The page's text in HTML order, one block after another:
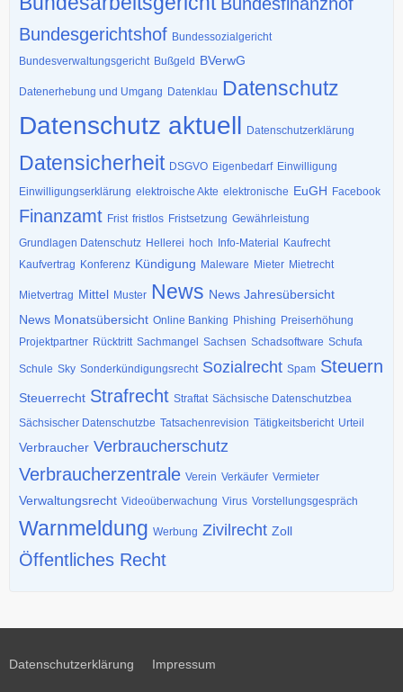
Bundesgerichtshof Bundessozialgericht
Bundesverwaltungsgericht Bußgeld BVerwG
Datenerhebung und Umgang Datenklau Datenschutz
Datenschutz aktuell Datenschutzerklärung
Datensicherheit DSGVO Eigenbedarf Einwilligung
Einwilligungserklärung elektroische Akte elektronische EuGH Facebook
Finanzamt Frist fristlos Fristsetzung Gewährleistung
Grundlagen Datenschutz Hellerei hoch Info-Material
Kaufrecht
Kaufvertrag Konferenz Kündigung Maleware Mieter Mietrecht
Mietvertrag Mittel Muster News News Jahresübersicht
News Monatsübersicht Online Banking Phishing Preiserhöhung
Projektpartner Rücktritt Sachmangel Sachsen Schadsoftware Schufa
Schule Sky Sonderkündigungsrecht Sozialrecht Spam Steuern
Steuerrecht Strafrecht Straftat Sächsische Datenschutzbea
Sächsischer Datenschutzbe Tatsachenrevision Tätigkeitsbericht Urteil
Verbraucher Verbraucherschutz
Verbraucherzentrale Verein Verkäufer Vermieter
Verwaltungsrecht Videoüberwachung Virus Vorstellungsgespräch
Warnmeldung Werbung Zivilrecht Zoll
Öffentliches Recht
Datenschutzerklärung Impressum